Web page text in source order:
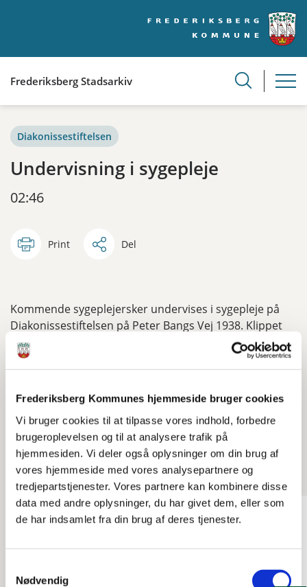
Frederiksberg Kommunes hjemmeside bruger cookies
Vi bruger cookies til at tilpasse vores indhold, forbedre
brugeroplevelsen og til at analysere trafik på
hjemmesiden. Vi deler også oplysninger om din brug af
vores hjemmeside med vores analysepartnere og
tredjepartstjenester. Vores partnere kan kombinere disse
data med andre oplysninger, du har givet dem, eller som
de har indsamlet fra din brug af deres tjenester.
Nødvendig
Frederiksberg Stadsarkiv
Diakonissestiftelsen
Undervisning i sygepleje
02:46
Print Del
Kommende sygeplejersker undervises i sygepleje på
Diakonissestiftelsen på Peter Bangs Vej 1938. Klippet
varer 2.46 min.
Video længde: 02:46
Se også